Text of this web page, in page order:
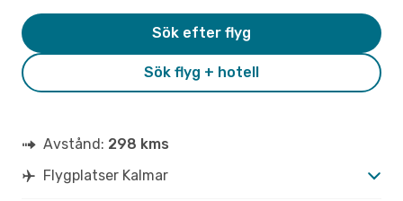
Sök flyg + hotell
Sök efter flyg
Avstånd: 298 kms
Flygplatser Kalmar